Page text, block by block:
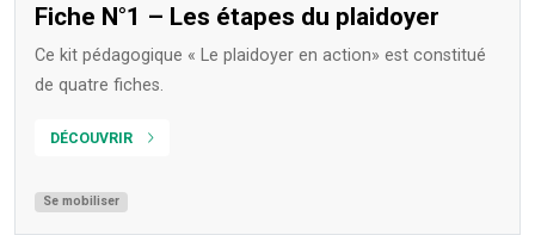
Fiche N°1 – Les étapes du plaidoyer
Ce kit pédagogique « Le plaidoyer en action» est constitué
de quatre fiches.
DÉCOUVRIR
Se mobiliser